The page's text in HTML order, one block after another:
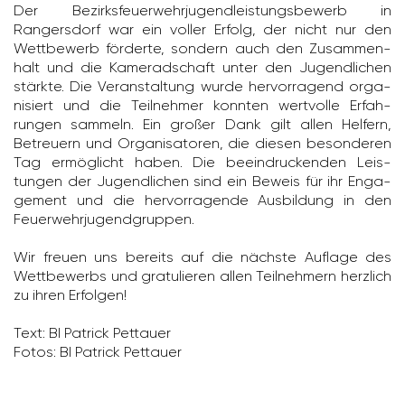
Der Bezirks­feu­er­wehr­ju­gend­leis­tungs­be­werb in
Rangers­dorf war ein voller Erfolg, der nicht nur den
Wett­be­werb förderte, sondern auch den Zusam­men­
halt und die Kame­rad­schaft unter den Jugend­li­chen
stärkte. Die Veran­stal­tung wurde hervor­ra­gend orga­
ni­siert und die Teil­nehmer konnten wert­volle Erfah­
rungen sammeln. Ein großer Dank gilt allen Helfern,
Betreuern und Orga­ni­sa­toren, die diesen beson­deren
Tag ermög­licht haben. Die beein­dru­ckenden Leis­
tungen der Jugend­li­chen sind ein Beweis für ihr Enga­
ge­ment und die hervor­ra­gende Ausbil­dung in den
Feuer­wehr­ju­gend­gruppen.
Wir freuen uns bereits auf die nächste Auflage des
Wett­be­werbs und gratu­lieren allen Teil­neh­mern herz­lich
zu ihren Erfolgen!
Text: BI Patrick Pett­auer
Fotos: BI Patrick Pett­auer